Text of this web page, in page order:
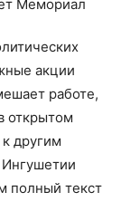
акции
работе,
открытом
другим
полный текст